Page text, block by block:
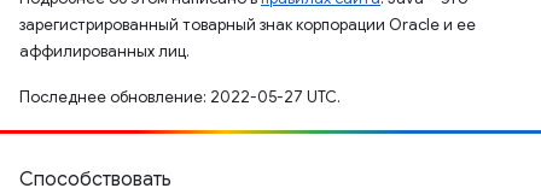
зарегистрированный товарный знак корпорации Oracle и ее
аффилированных лиц.
Последнее обновление: 2022-05-27 UTC.
Способствовать